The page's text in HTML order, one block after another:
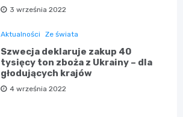
3 września 2022
Aktualności Ze świata
Szwecja deklaruje zakup 40
tysięcy ton zboża z Ukrainy – dla
głodujących krajów
4 września 2022